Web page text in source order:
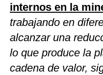
internos en la
trabajando en
alcanzar una
lo que produce la
cadena de valor,